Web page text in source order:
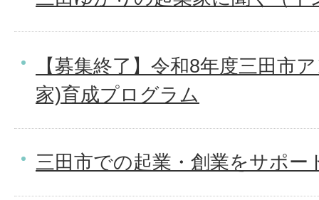
【募集終了】令和8年度三田市
家)育成プログラム
三田市での起業・創業をサポー